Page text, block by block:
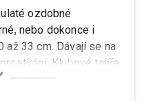
ozdobné
nebo dokonce i
až 33 cm. Dávají se na
Klubové talíře
plates nebo service